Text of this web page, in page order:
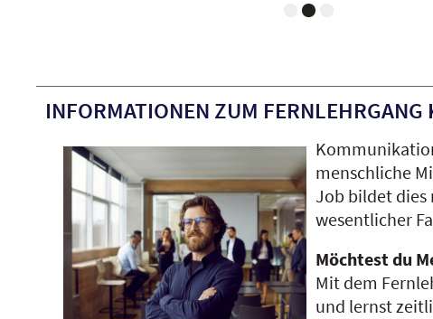
INFORMATIONEN ZUM
menschliche
Job bildet dies
wesentlicher
Möchtest du
Mit dem
und lernst